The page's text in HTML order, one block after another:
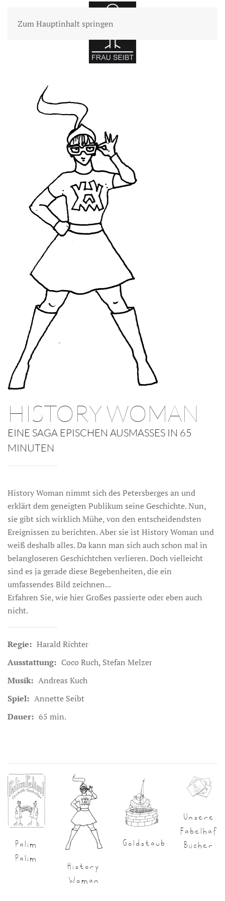
Zum Hauptinhalt springen
HISTORY WOMAN
EINE SAGA EPISCHEN AUSMASSES IN 65
MINUTEN
History Woman nimmt sich des Petersberges an und
erklärt dem geneigten Publikum seine Geschichte. Nun,
sie gibt sich wirklich Mühe, von den entscheidendsten
Ereignissen zu berichten. Aber sie ist History Woman und
weiß deshalb alles. Da kann man sich auch schon mal in
belangloseren Geschichtchen verlieren. Doch vielleicht
sind es ja gerade diese Begebenheiten, die ein
umfassendes Bild zeichnen...
Erfahren Sie, wie hier Großes passierte oder eben auch
nicht.
Regie: Harald Richter
Ausstattung: Coco Ruch, Stefan Melzer
Musik: Andreas Kuch
Spiel: Annette Seibt
Dauer: 65 min.
Palim
Palim
History
Woman
Goldstaub
Unsere
Bücher